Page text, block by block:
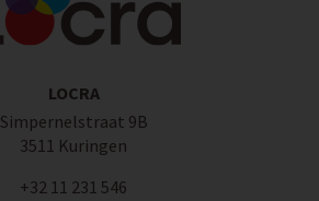
LOCRA
Simpernelstraat 9B
3511 Kuringen
+32 11 231 546